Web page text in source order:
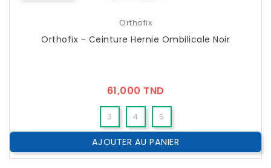
Orthofix
Orthofix - Ceinture Hernie Ombilicale Noir
61,000 TND
3 4 5
AJOUTER AU PANIER